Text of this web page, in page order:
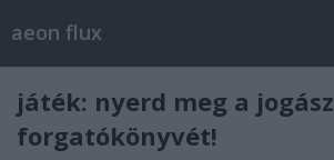
aeon flux
játék: nyerd meg a jogász
forgatókönyvét!